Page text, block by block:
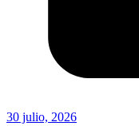
30 julio, 2026